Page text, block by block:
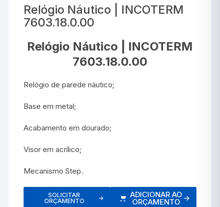
Relógio Náutico | INCOTERM
7603.18.0.00
Relógio Náutico | INCOTERM
7603.18.0.00
Relógio de parede náutico;
Base em metal;
Acabamento em dourado;
Visor em acrílico;
Mecanismo Step.
SOLICITAR
ORÇAMENTO
→ ADICIONAR AO
ORÇAMENTO →